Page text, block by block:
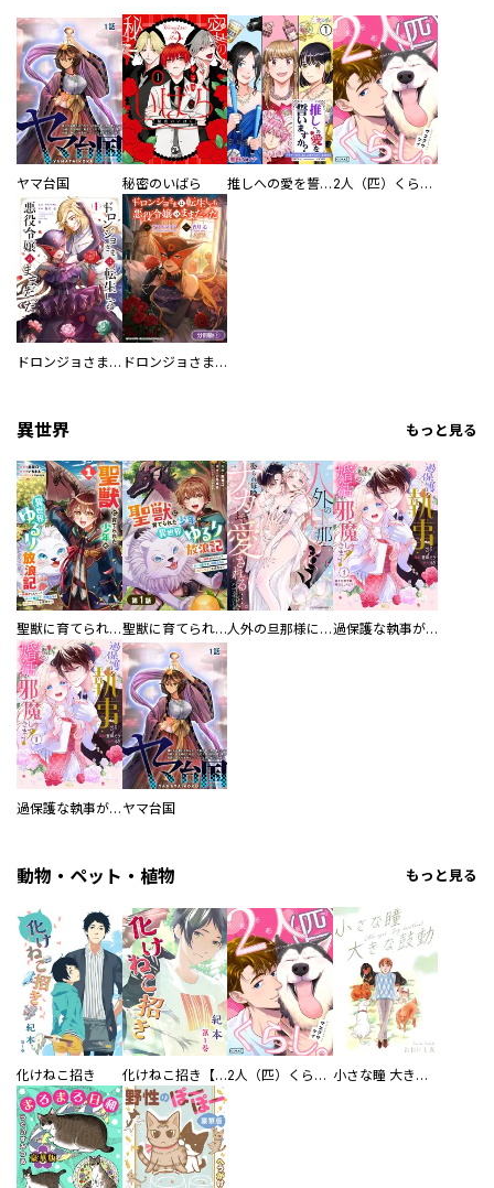
ヤマ台国 秘密のいばら 推しへの愛を誓いますか？～アラサー女子、推しは逃げぬが人生逃げる～ 2人（匹）くらし。
ドロンジョさまは転生しても悪役令嬢のままだった ドロンジョさまは転生しても悪役令嬢のままだった【分冊版】
異世界 もっと見る
聖獣に育てられた少年の異世界ゆるり放浪記～神様からもらったチート魔法で、仲間たちとスローライフを満喫中～ 聖獣に育てられた少年の異世界ゆるり放浪記～神様からもらったチート魔法で、仲間たちとスローライフを満喫中～【分冊版】 人外の旦那様に娶られ毎晩ナカまで愛される…。アンソロジー 過保護な執事が私の婚活を邪魔してきます！ 分冊版
過保護な執事が私の婚活を邪魔してきます！ ヤマ台国
動物・ペット・植物 もっと見る
化けねこ招き 化けねこ招き【描きおろし付合冊版】 2人（匹）くらし。 小さな瞳 大きな鼓動